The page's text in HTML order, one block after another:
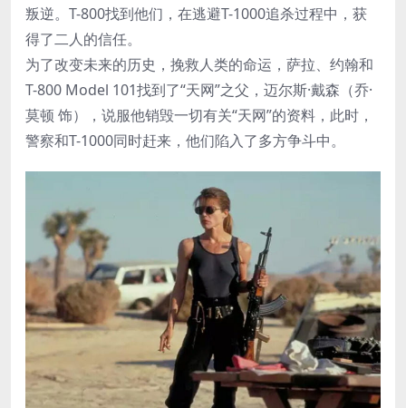
叛逆。T-800找到他们，在逃避T-1000追杀过程中，获
得了二人的信任。
为了改变未来的历史，挽救人类的命运，萨拉、约翰和
T-800 Model 101找到了“天网”之父，迈尔斯·戴森（乔·
莫顿 饰），说服他销毁一切有关“天网”的资料，此时，
警察和T-1000同时赶来，他们陷入了多方争斗中。